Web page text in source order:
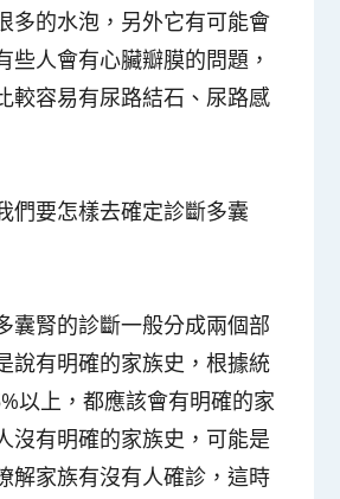
多的水泡，另外它有可能會
些人會有心臟瓣膜的問題，
較容易有尿路結石、尿路感
們要怎樣去確定診斷多囊
囊腎的診斷一般分成兩個部
說有明確的家族史，根據統
以上，都應該會有明確的家
沒有明確的家族史，可能是
解家族有沒有人確診，這時